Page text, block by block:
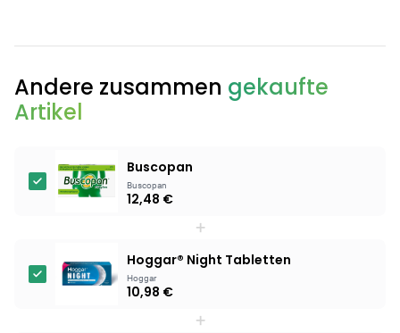
Andere zusammen gekaufte
Artikel
Buscopan
Buscopan
12,48 €
+
Hoggar® Night Tabletten
Hoggar
10,98 €
+